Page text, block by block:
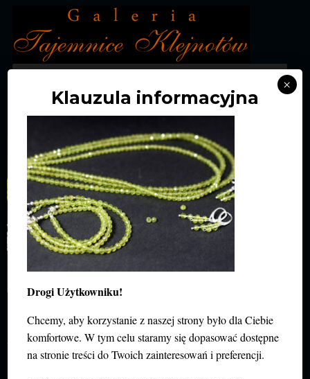
DSC_0292
DODAJ KOMENTARZ
Twój adres e-mail nie zostanie opublikowany.
Wymagane pola są oznaczone
Klauzula informacyjna
Drogi Użytkowniku!
Chcemy, aby korzystanie z naszej strony było dla Ciebie
komfortowe. W tym celu staramy się dopasować dostępne
na stronie treści do Twoich zainteresowań i preferencji.
×